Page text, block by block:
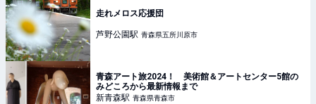
走れメロス応援団
芦野公園駅 青森県五所川原市
青森アート旅2024！ 美術館＆アートセンター5館の
みどころから最新情報まで
新青森駅 青森県青森市